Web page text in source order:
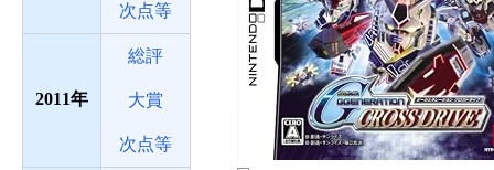
次点等
2011
総評
大賞
次点等